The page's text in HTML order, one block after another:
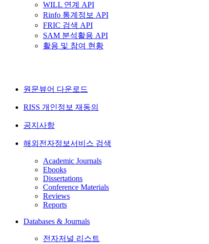
WILL 연계 API
Rinfo 통계정보 API
FRIC 검색 API
SAM 분석활용 API
활용 및 참여 현황
원문뷰어 다운로드
RISS 개인정보 재동의
공지사항
해외전자정보서비스 검색
Academic Journals
Ebooks
Dissertations
Conference Materials
Reviews
Reports
Databases & Journals
전자저널 리스트